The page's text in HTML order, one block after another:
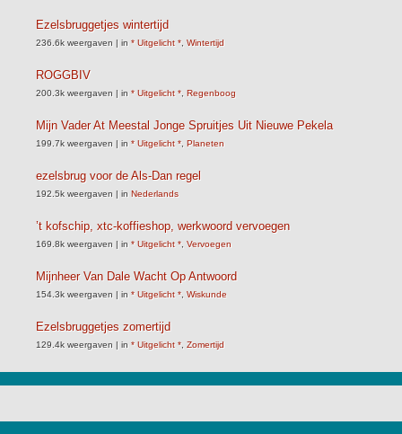
Ezelsbruggetjes wintertijd
236.6k weergaven | in * Uitgelicht * Wintertijd
ROGGBIV
200.3k weergaven | in * Uitgelicht * Regenboog
Mijn Vader At Meestal Jonge Spruitjes Uit Nieuwe Pekela
199.7k weergaven | in * Uitgelicht * Planeten
ezelsbrug voor de Als-Dan regel
192.5k weergaven | in Nederlands
’t kofschip, xtc-koffieshop, werkwoord vervoegen
169.8k weergaven | in * Uitgelicht * Vervoegen
Mijnheer Van Dale Wacht Op Antwoord
154.3k weergaven | in * Uitgelicht * Wiskunde
Ezelsbruggetjes zomertijd
129.4k weergaven | in * Uitgelicht * Zomertijd